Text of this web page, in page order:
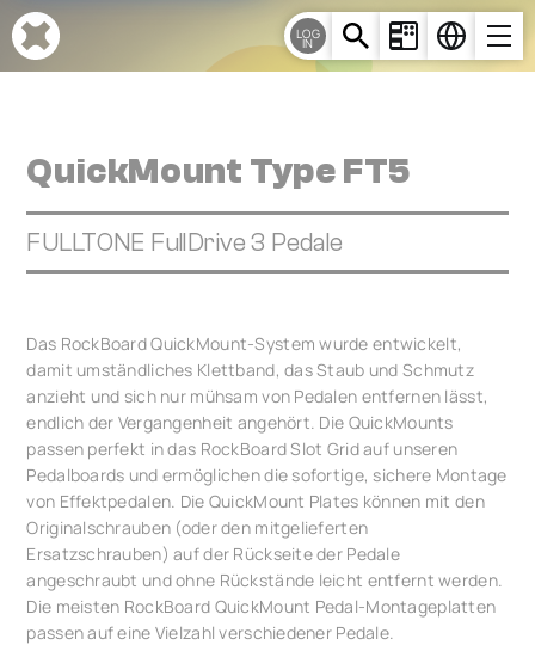
Cookie-Einstellungen
LOG
IN
QuickMount Type FT5
FULLTONE FullDrive 3 Pedale
Das RockBoard QuickMount-System wurde entwickelt,
damit umständliches Klettband, das Staub und Schmutz
anzieht und sich nur mühsam von Pedalen entfernen lässt,
endlich der Vergangenheit angehört. Die QuickMounts
passen perfekt in das RockBoard Slot Grid auf unseren
Pedalboards und ermöglichen die sofortige, sichere Montage
von Effektpedalen. Die QuickMount Plates können mit den
Originalschrauben (oder den mitgelieferten
Ersatzschrauben) auf der Rückseite der Pedale
angeschraubt und ohne Rückstände leicht entfernt werden.
Die meisten RockBoard QuickMount Pedal-Montageplatten
passen auf eine Vielzahl verschiedener Pedale.